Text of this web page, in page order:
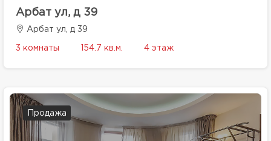
Арбат ул, д 39
Арбат ул, д 39
3 комнаты 154.7 кв.м. 4 этаж
Продажа